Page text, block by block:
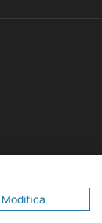
Modifica